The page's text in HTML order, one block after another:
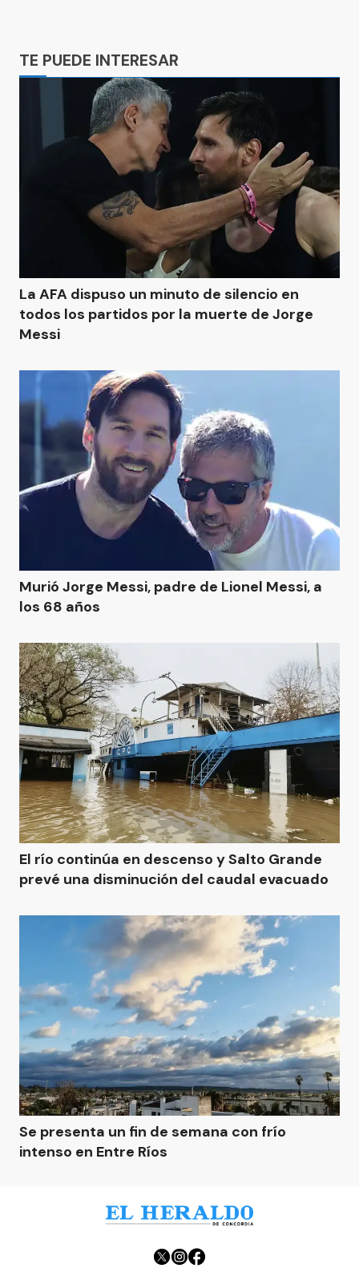
TE PUEDE INTERESAR
La AFA dispuso un minuto de silencio en
todos los partidos por la muerte de Jorge
Messi
Murió Jorge Messi, padre de Lionel Messi, a
los 68 años
El río continúa en descenso y Salto Grande
prevé una disminución del caudal evacuado
Se presenta un fin de semana con frío
intenso en Entre Ríos